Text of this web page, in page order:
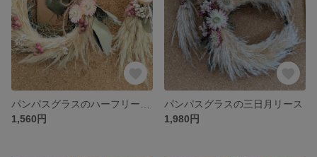
1,560円
パンパスグラスの三日月リース
1,980円